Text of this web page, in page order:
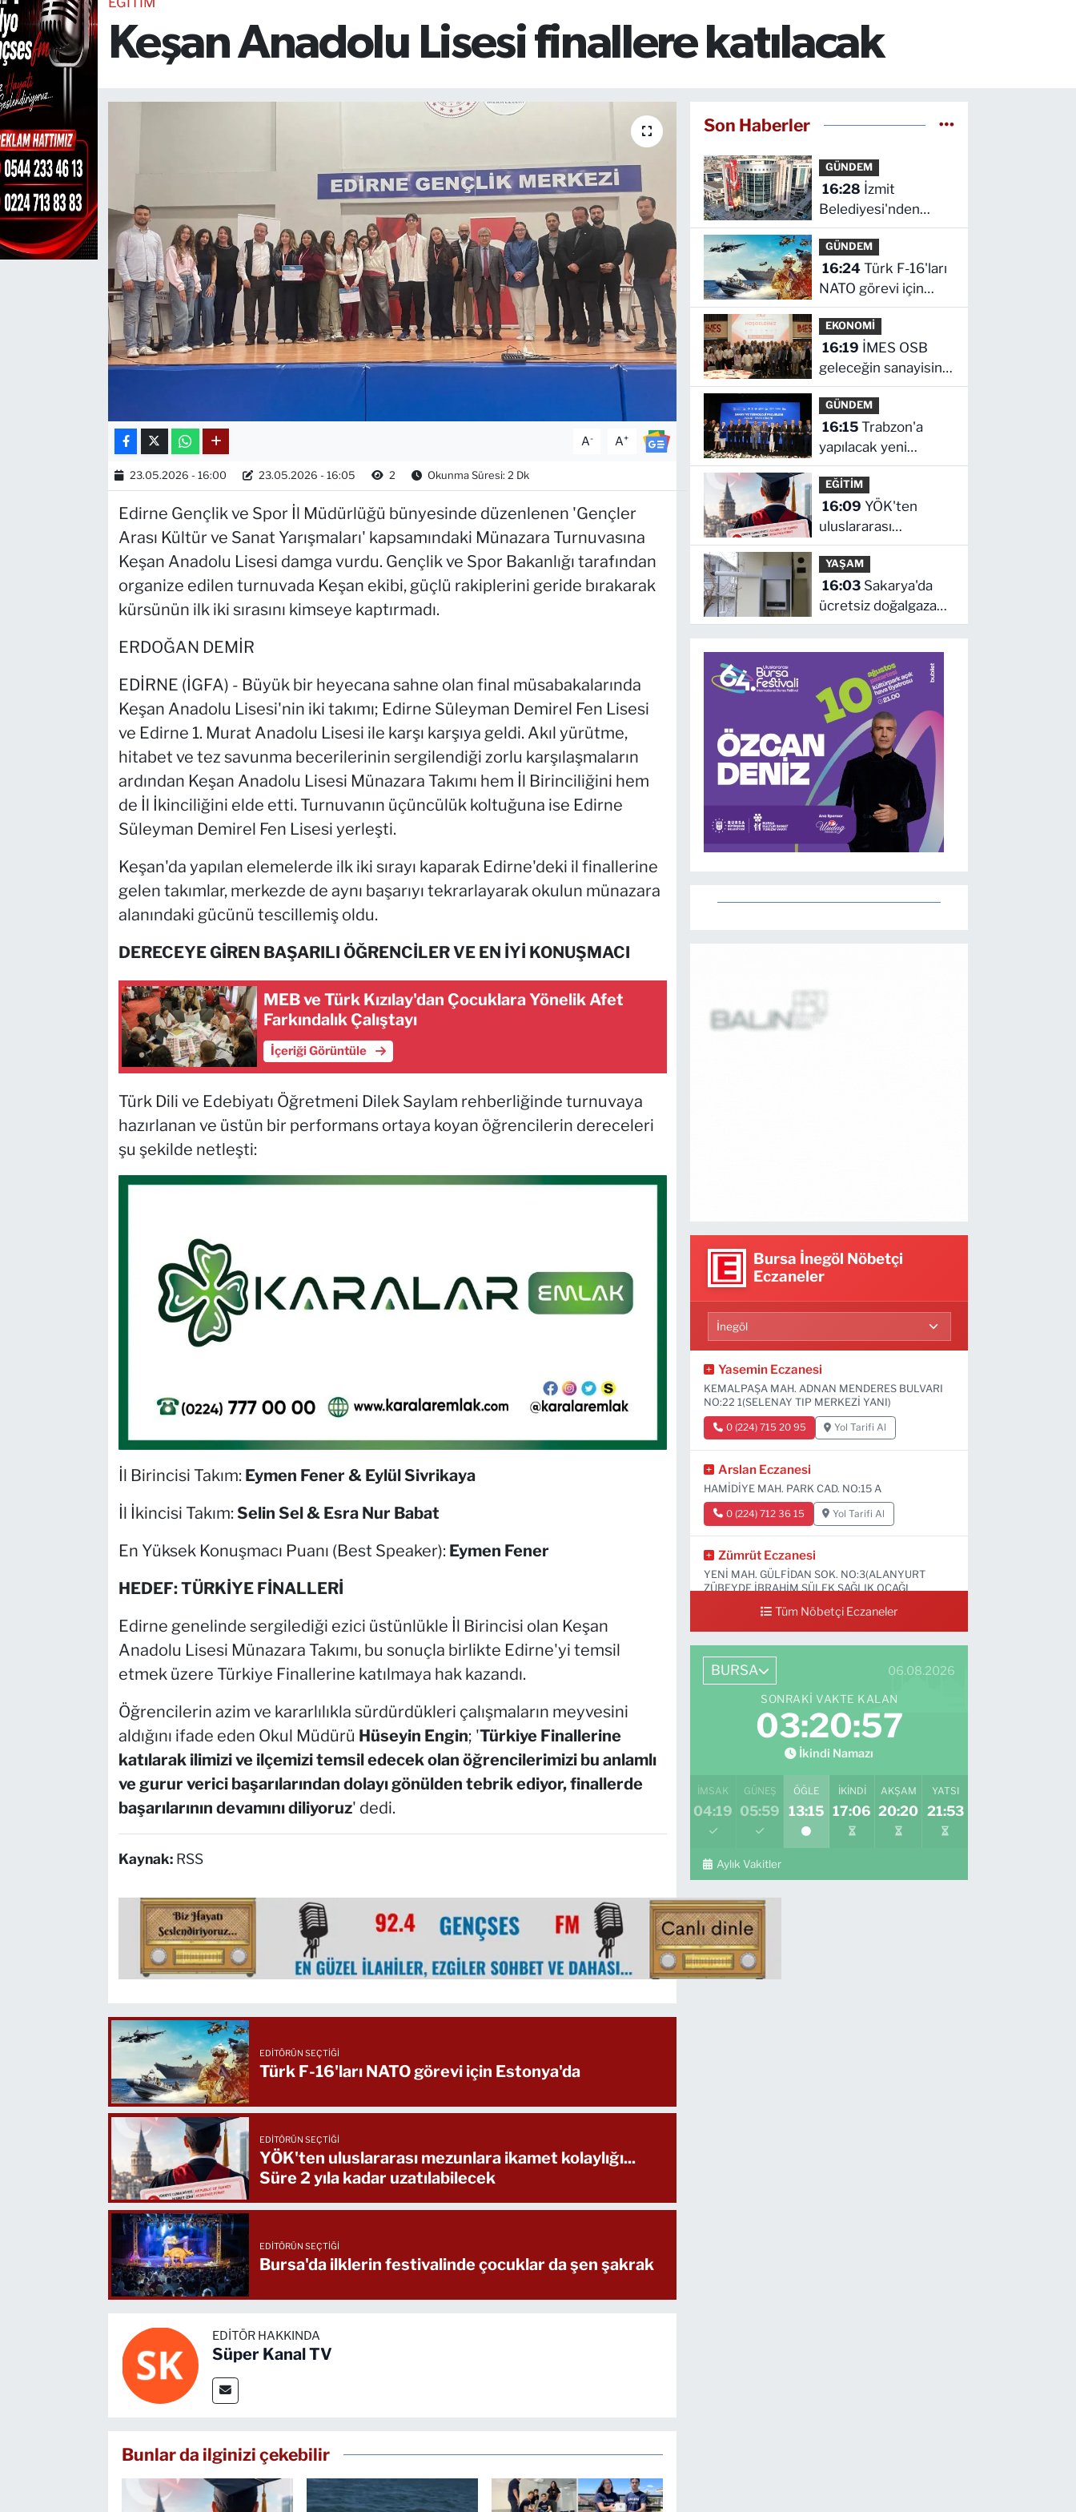
Keşan Anadolu Lisesi finallere katılacak
A- A+
23.05.2026 - 16:00 23.05.2026 - 16:05 2 Okunma Süresi: 2 Dk
Edirne Gençlik ve Spor İl Müdürlüğü bünyesinde düzenlenen 'Gençler
Arası Kültür ve Sanat Yarışmaları' kapsamındaki Münazara Turnuvasına
Keşan Anadolu Lisesi damga vurdu. Gençlik ve Spor Bakanlığı tarafından
organize edilen turnuvada Keşan ekibi, güçlü rakiplerini geride bırakarak
kürsünün ilk iki sırasını kimseye kaptırmadı.
ERDOĞAN DEMİR
EDİRNE (İGFA) - Büyük bir heyecana sahne olan final müsabakalarında
Keşan Anadolu Lisesi'nin iki takımı; Edirne Süleyman Demirel Fen Lisesi
ve Edirne 1. Murat Anadolu Lisesi ile karşı karşıya geldi. Akıl yürütme,
hitabet ve tez savunma becerilerinin sergilendiği zorlu karşılaşmaların
ardından Keşan Anadolu Lisesi Münazara Takımı hem İl Birinciliğini hem
de İl İkinciliğini elde etti. Turnuvanın üçüncülük koltuğuna ise Edirne
Süleyman Demirel Fen Lisesi yerleşti.
Keşan'da yapılan elemelerde ilk iki sırayı kaparak Edirne'deki il finallerine
gelen takımlar, merkezde de aynı başarıyı tekrarlayarak okulun münazara
alanındaki gücünü tescillemiş oldu.
DERECEYE GİREN BAŞARILI ÖĞRENCİLER VE EN İYİ KONUŞMACI
MEB ve Türk Kızılay'dan Çocuklara Yönelik Afet
Farkındalık Çalıştayı
İçeriği Görüntüle
Türk Dili ve Edebiyatı Öğretmeni Dilek Saylam rehberliğinde turnuvaya
hazırlanan ve üstün bir performans ortaya koyan öğrencilerin dereceleri
şu şekilde netleşti:
İl Birincisi Takım: Eymen Fener & Eylül Sivrikaya
İl İkincisi Takım: Selin Sel & Esra Nur Babat
En Yüksek Konuşmacı Puanı (Best Speaker): Eymen Fener
HEDEF: TÜRKİYE FİNALLERİ
Edirne genelinde sergilediği ezici üstünlükle İl Birincisi olan Keşan
Anadolu Lisesi Münazara Takımı, bu sonuçla birlikte Edirne'yi temsil
etmek üzere Türkiye Finallerine katılmaya hak kazandı.
Öğrencilerin azim ve kararlılıkla sürdürdükleri çalışmaların meyvesini
aldığını ifade eden Okul Müdürü Hüseyin Engin; 'Türkiye Finallerine
katılarak ilimizi ve ilçemizi temsil edecek olan öğrencilerimizi bu anlamlı
ve gurur verici başarılarından dolayı gönülden tebrik ediyor, finallerde
başarılarının devamını diliyoruz' dedi.
Kaynak: RSS
EDITÖRÜN SEÇTIĞI
Türk F-16'ları NATO görevi için Estonya'da
EDITÖRÜN SEÇTIĞI
YÖK'ten uluslararası mezunlara ikamet kolaylığı...
Süre 2 yıla kadar uzatılabilecek
EDITÖRÜN SEÇTIĞI
Bursa'da ilklerin festivalinde çocuklar da şen şakrak
EDITÖR HAKKINDA
Süper Kanal TV
Bunlar da ilginizi çekebilir
Son Haberler
GÜNDEM
16:28
Belediyesi'nden
Ruhsat Müdürlüğü
iddialarına açıklama
GÜNDEM
16:24 Türk F-16'ları
NATO görevi için
Estonya'da
EKONOMİ
16:19
geleceğin sanayisini
inşa ediyor!
Sanayinin geleceği
İMES OSB'de
konuşuldu
GÜNDEM
16:15 Trabzon'a
yapılacak yeni
yatırımlar imza altına
alındı
EĞİTİM
16:09 YÖK'ten
uluslararası
mezunlara ikamet
kolaylığı... Süre 2 yıla
kadar uzatılabilecek
YAŞAM
16:03
ücretsiz doğalgaza
kavuşacaklar
Bursa İnegöl Nöbetçi
Eczaneler
Yasemin Eczanesi
KEMALPAŞA MAH. ADNAN MENDERES BULVARI
NO:22 1(SELENAY TIP MERKEZİ YANI)
0 (224) 715 20 95 Yol Tarifi Al
Arslan Eczanesi
HAMİDİYE MAH. PARK CAD. NO:15 A
0 (224) 712 36 15 Yol Tarifi Al
Zümrüt Eczanesi
YENİ MAH. GÜLFİDAN SOK. NO:3(ALANYURT
ZÜBEYDE İBRAHİM SÜLEK SAĞLIK OCAĞI
Tüm Nöbetçi Eczaneler
BURSA 06.08.2026
SONRAKI VAKTE KALAN
03:20:56
İkindi Namazı
İMSAK
04:19
GÜNEŞ
05:59
ÖĞLE
13:15
İKINDI
17:06
AKŞAM
20:20
YATSI
21:53
Aylık Vakitler
TEKNOLOJİ
CANLI DİNLE
RESMİ İLANLAR
Gencsesfm Canlı Dinle